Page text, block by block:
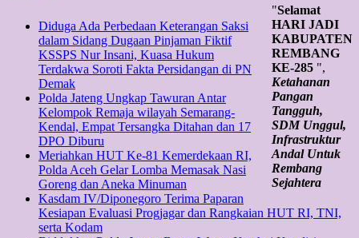
"Selamat
HARI JADI
KABUPATEN
REMBANG
KE-285 ",
Ketahanan
Pangan
Tangguh,
SDM Unggul,
Infrastruktur
Andal Untuk
Rembang
Sejahtera
Diduga Ada Perbedaan Keterangan Saksi
dalam Sidang Dugaan Pinjaman Fiktif
KSSPS Nur Insani, Kuasa Hukum
Terdakwa Soroti Fakta Persidangan di PN
Demak
Polda Jateng Ungkap Tawuran Antar
Kelompok Remaja wilayah Semarang-
Kendal, Empat Tersangka Ditahan dan 17
DPO Diburu
Meriahkan HUT Ke-81 Kemerdekaan RI,
Polda Aceh Gelar Lomba Memasak Nasi
Goreng dan Aneka Minuman
Kasdam IV/Diponegoro Terima Paparan
Kesiapan Evaluasi Progjagar dan Rangkaian HUT RI, TNI,
serta Kodam